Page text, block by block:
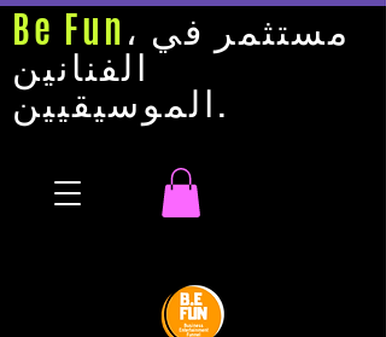
Be Fun، مستثمر في
الفنانين
الموسيقيين.